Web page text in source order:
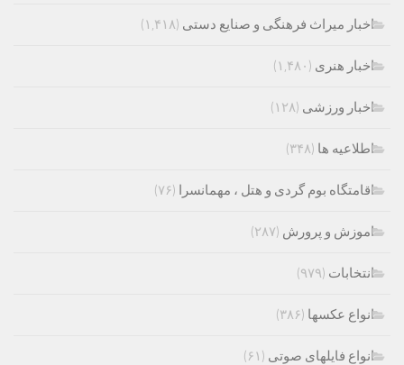
اخبار میراث فرهنگی و صنایع دستی (۱,۴۱۸)
اخبار هنری (۱,۴۸۰)
اخبار ورزشی (۱۲۸)
اطلاعیه ها (۳۴۸)
اقامتگاه بوم گردی و هتل ، مهمانسرا (۷۶)
اموزش و پرورش (۲۸۷)
انتخابات (۹۷۹)
انواع عکسها (۳۸۶)
انواع فایلهای صوتی (۶۱)